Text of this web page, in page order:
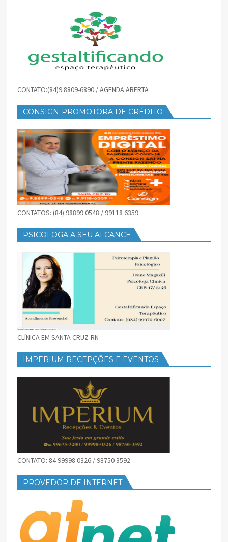
CONTATO:(84)9.8809-6890 / AGENDA ABERTA
CONSIGN-PROMOTORA DE CRÉDITO
CONTATOS: (84) 98899 0548 / 99118 6359
PSICOLOGA A SEU ALCANCE
CLÍNICA EM SANTA CRUZ-RN
IMPERIUM RECEPÇÕES E EVENTOS
CONTATO: 84 99998 0326 / 98750 3592
PROVEDOR DE INTERNET